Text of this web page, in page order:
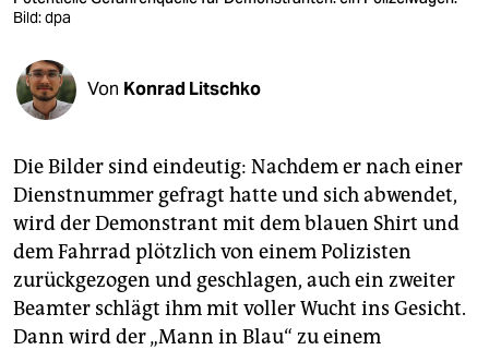
verlag
veranstaltungen
shop
fragen & hilfe
unterstützen
abo
genossenschaft
epaper login
Bild: dpa
Von Konrad Litschko
Die Bilder sind eindeutig: Nachdem er nach einer
Dienstnummer gefragt hatte und sich abwendet,
wird der Demonstrant mit dem blauen Shirt und
dem Fahrrad plötzlich von einem Polizisten
zurückgezogen und geschlagen, auch ein zweiter
Beamter schlägt ihm mit voller Wucht ins Gesicht.
Dann wird der „Mann in Blau“ zu einem